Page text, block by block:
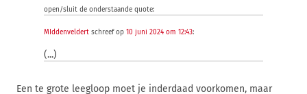
open/sluit de onderstaande quote:
MIddenveldert schreef op 10 juni 2024 om 12:43:
(...)
Een te grote leegloop moet je inderdaad voorkomen, maar